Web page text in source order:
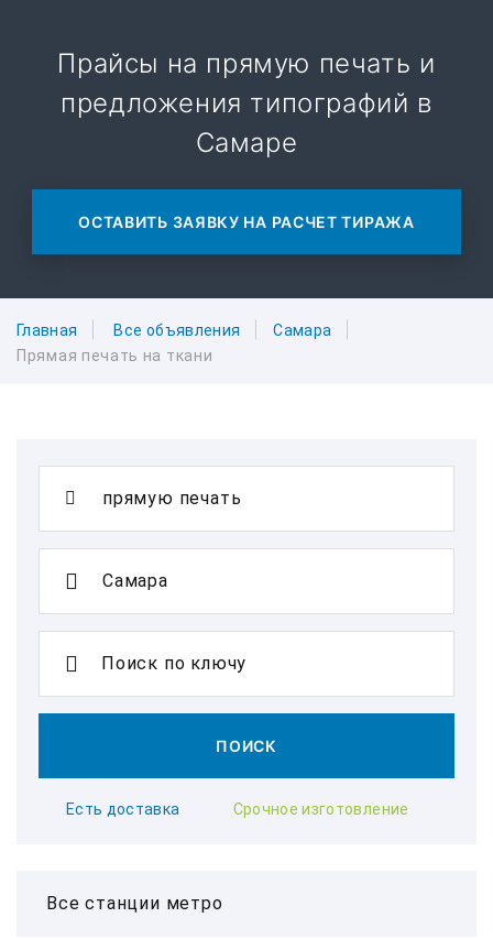
Прайсы на прямую печать и
предложения типографий в
Самаре
ОСТАВИТЬ ЗАЯВКУ НА РАСЧЕТ ТИРАЖА
Главная Все объявления
Самара
Прямая печать на ткани
Поиск по ключу
ПОИСК
Есть доставка Срочное изготовление